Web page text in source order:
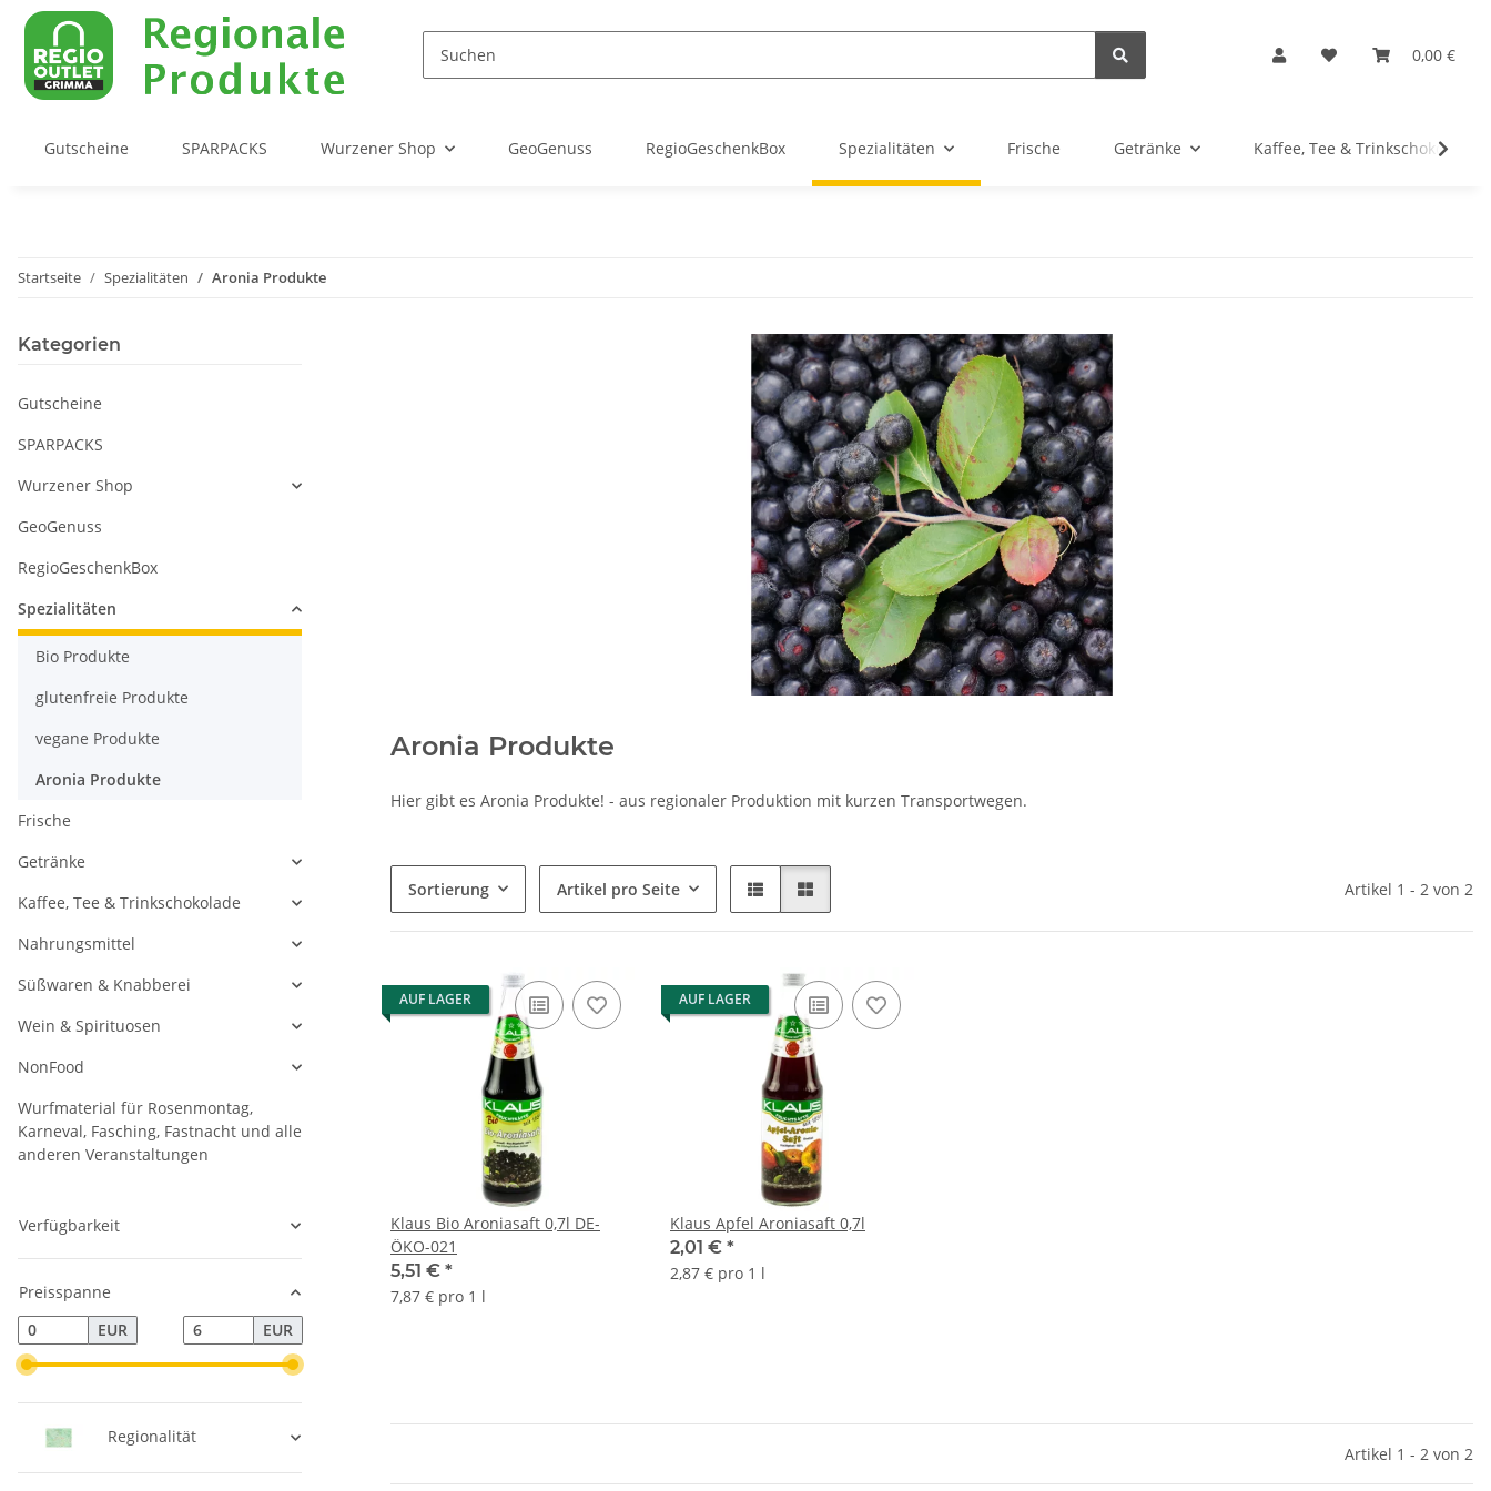
0,00 €
Gutscheine SPARPACKS Wurzener Shop GeoGenuss RegioGeschenkBox Spezialitäten Frische Getränke Kaffee, Tee & Trinkschokolade
Startseite Spezialitäten Aronia Produkte
Aronia Produkte
Hier gibt es Aronia Produkte! - aus regionaler Produktion mit kurzen Transportwegen.
Sortierung Artikel pro Seite Artikel 1 - 2 von 2
AUF LAGER
Klaus Bio Aroniasaft 0,7l DE-
ÖKO-021
5,51 € *
7,87 € pro 1 l
AUF LAGER
Klaus Apfel Aroniasaft 0,7l
2,01 € *
2,87 € pro 1 l
Artikel 1 - 2 von 2
Kategorien
Gutscheine
SPARPACKS
Wurzener Shop
GeoGenuss
RegioGeschenkBox
Spezialitäten
Bio Produkte
glutenfreie Produkte
vegane Produkte
Aronia Produkte
Frische
Getränke
Kaffee, Tee & Trinkschokolade
Nahrungsmittel
Süßwaren & Knabberei
Wein & Spirituosen
NonFood
Wurfmaterial für Rosenmontag,
Karneval, Fasching, Fastnacht und alle
anderen Veranstaltungen
Verfügbarkeit
Preisspanne
EUR
EUR
Regionalität